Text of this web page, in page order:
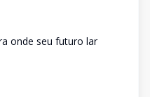
onde seu futuro lar